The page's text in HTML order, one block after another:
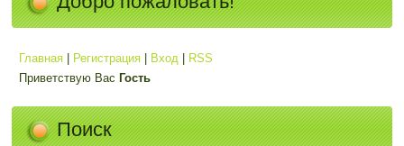
Главная Регистрация Вход
RSS
Приветствую Вас Гость
Поиск